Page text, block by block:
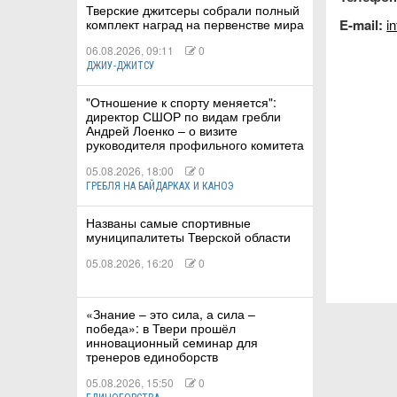
Тверские джитсеры собрали полный
комплект наград на первенстве мира
06.08.2026, 09:11 0
ДЖИУ-ДЖИТСУ
"Отношение к спорту меняется":
директор СШОР по видам гребли
Андрей Лоенко – о визите
руководителя профильного комитета
05.08.2026, 18:00 0
ГРЕБЛЯ НА БАЙДАРКАХ И КАНОЭ
Названы самые спортивные
муниципалитеты Тверской области
05.08.2026, 16:20 0
«Знание – это сила, а сила –
победа»: в Твери прошёл
инновационный семинар для
тренеров единоборств
05.08.2026, 15:50 0
E-mail: